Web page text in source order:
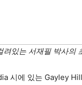
려있는 서재필 박사의
시에 있는 Gayley